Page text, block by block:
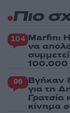
Πιο
104 Marfin:
να
100.000
96 Βγήκαν
για τη
Γρατσία
κίνημα